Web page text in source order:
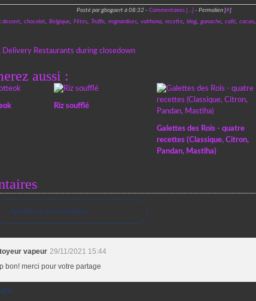
Posté par gbogaert à 08:32 - Commentaires […]- Permalien [#]
dessert, chocolat, Belgique, Fêtes, Truffe, mignardises, valrhona, recette, blog, ganache, café, cacao,
Delivery Restaurants during closedown
aussi :
Riz soufflé
Galettes des Rois - quatre
recettes (Classique, Citron,
Pandan, Mastiha)
Ajouter un commentaire
vapeur 29/11/2021 15:44
bon! merci pour votre partage